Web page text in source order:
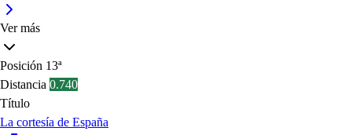
Ver más
Posición 13ª
Distancia 0.740
Título
La cortesía de España